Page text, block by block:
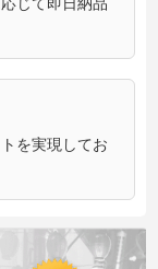
じて即日納品
を実現してお